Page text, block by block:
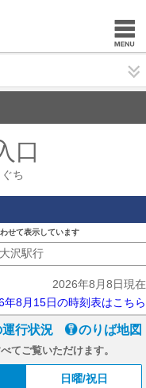
口
ち
せて表示しています
沢駅行
2026年8月8日現在
8月15日の時刻表はこちら
行状況 のりば地図
てご覧いただけます。
日曜/祝日